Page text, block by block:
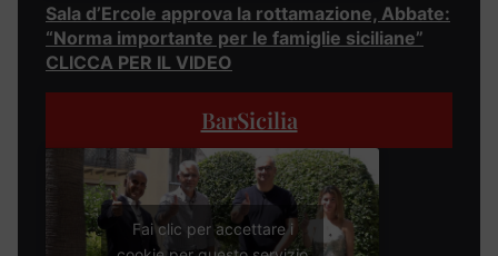
Sala d’Ercole approva la rottamazione, Abbate:
“Norma importante per le famiglie siciliane”
CLICCA PER IL VIDEO
BarSicilia
Fai clic per accettare i